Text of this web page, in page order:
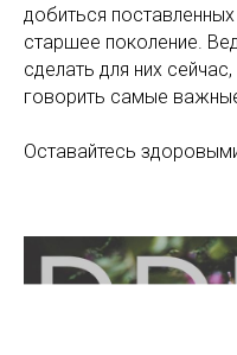
добиться
старшее поколение.
сделать для них
говорить самые
Оставайтесь